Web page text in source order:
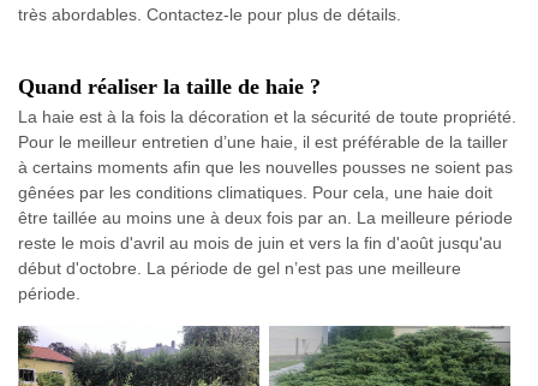
très abordables. Contactez-le pour plus de détails.
Quand réaliser la taille de haie ?
La haie est à la fois la décoration et la sécurité de toute propriété.
Pour le meilleur entretien d’une haie, il est préférable de la tailler
à certains moments afin que les nouvelles pousses ne soient pas
gênées par les conditions climatiques. Pour cela, une haie doit
être taillée au moins une à deux fois par an. La meilleure période
reste le mois d'avril au mois de juin et vers la fin d'août jusqu'au
début d'octobre. La période de gel n’est pas une meilleure
période.